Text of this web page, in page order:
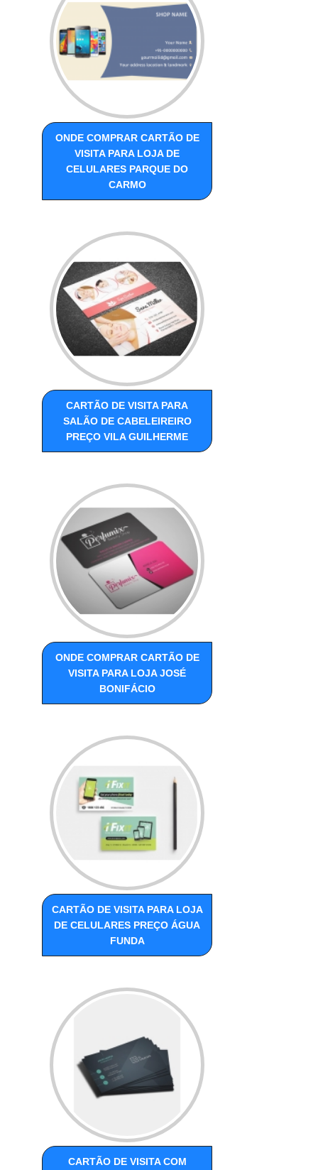
ONDE COMPRAR CARTÃO DE
VISITA PARA LOJA DE
CELULARES PARQUE DO
CARMO
CARTÃO DE VISITA PARA
SALÃO DE CABELEIREIRO
PREÇO VILA GUILHERME
ONDE COMPRAR CARTÃO DE
VISITA PARA LOJA JOSÉ
BONIFÁCIO
CARTÃO DE VISITA PARA LOJA
DE CELULARES PREÇO ÁGUA
FUNDA
CARTÃO DE VISITA COM